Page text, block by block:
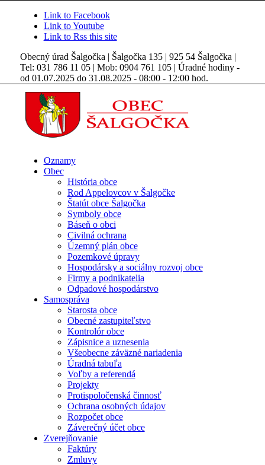
Link to Facebook
Link to Youtube
Link to Rss this site
Obecný úrad Šalgočka | Šalgočka 135 | 925 54 Šalgočka |
Tel: 031 786 11 05 | Mob: 0904 761 105 | Úradné hodiny -
od 01.07.2025 do 31.08.2025 - 08:00 - 12:00 hod.
Oznamy
Obec
História obce
Rod Appelovcov v Šalgočke
Štatút obce Šalgočka
Symboly obce
Báseň o obci
Civilná ochrana
Územný plán obce
Pozemkové úpravy
Hospodársky a sociálny rozvoj obce
Firmy a podnikatelia
Odpadové hospodárstvo
Samospráva
Starosta obce
Obecné zastupiteľstvo
Kontrolór obce
Zápisnice a uznesenia
Všeobecne záväzné nariadenia
Úradná tabuľa
Voľby a referendá
Projekty
Protispoločenská činnosť
Ochrana osobných údajov
Rozpočet obce
Záverečný účet obce
Zverejňovanie
Faktúry
Zmluvy